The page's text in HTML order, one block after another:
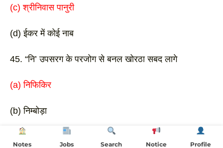
(c) श्रीनिवास पानुरी
(d) ईकर में कोई नाब
45. “नि’ उपसरग के परजोग से बनल खोरठा सबद लागे
(a) निफिकिर
(b) निम्बोड़ा
(c) निकानी
Notes Jobs Search Notice Profile